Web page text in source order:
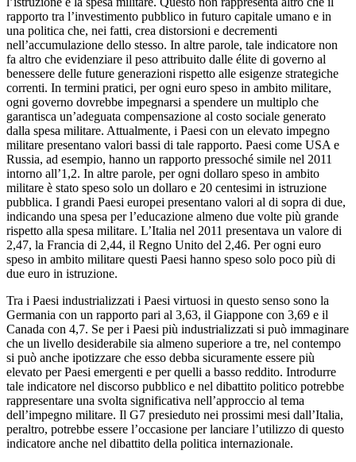
rapporto tra l’investimento pubblico in futuro capitale umano e in
una politica che, nei fatti, crea distorsioni e decrementi
nell’accumulazione dello stesso. In altre parole, tale indicatore non
fa altro che evidenziare il peso attribuito dalle élite di governo al
benessere delle future generazioni rispetto alle esigenze strategiche
correnti. In termini pratici, per ogni euro speso in ambito militare,
ogni governo dovrebbe impegnarsi a spendere un multiplo che
garantisca un’adeguata compensazione al costo sociale generato
dalla spesa militare. Attualmente, i Paesi con un elevato impegno
militare presentano valori bassi di tale rapporto. Paesi come USA e
Russia, ad esempio, hanno un rapporto pressoché simile nel 2011
intorno all’1,2. In altre parole, per ogni dollaro speso in ambito
militare è stato speso solo un dollaro e 20 centesimi in istruzione
pubblica. I grandi Paesi europei presentano valori al di sopra di due,
indicando una spesa per l’educazione almeno due volte più grande
rispetto alla spesa militare. L’Italia nel 2011 presentava un valore di
2,47, la Francia di 2,44, il Regno Unito del 2,46. Per ogni euro
speso in ambito militare questi Paesi hanno speso solo poco più di
due euro in istruzione.
Tra i Paesi industrializzati i Paesi virtuosi in questo senso sono la
Germania con un rapporto pari al 3,63, il Giappone con 3,69 e il
Canada con 4,7. Se per i Paesi più industrializzati si può immaginare
che un livello desiderabile sia almeno superiore a tre, nel contempo
si può anche ipotizzare che esso debba sicuramente essere più
elevato per Paesi emergenti e per quelli a basso reddito. Introdurre
tale indicatore nel discorso pubblico e nel dibattito politico potrebbe
rappresentare una svolta significativa nell’approccio al tema
dell’impegno militare. Il G7 presieduto nei prossimi mesi dall’Italia,
peraltro, potrebbe essere l’occasione per lanciare l’utilizzo di questo
indicatore anche nel dibattito della politica internazionale.